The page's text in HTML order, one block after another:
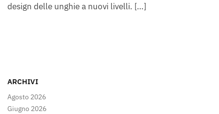
design delle unghie a nuovi livelli. […]
ARCHIVI
Agosto 2026
Giugno 2026